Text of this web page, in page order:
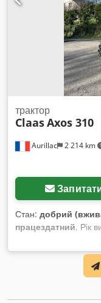
Aurillac 2 214 km
трактор
ClaasAxos 310
Стан: добрий
працездатний, Рік
55,16
транспортного
,
навантажувач